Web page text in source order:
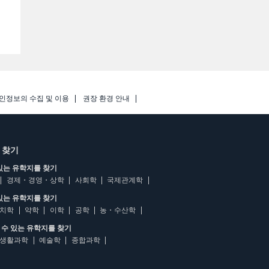
정보의 수집 및 이용 권장 환경 안내
기
는 유학지를 찾기
경제・경영・상학
사회학 국제관계학
는 유학지를 찾기
학
약학 이학 공학 농・수산학
있는 유학지를 찾기
생활과학
예술학 종합과학